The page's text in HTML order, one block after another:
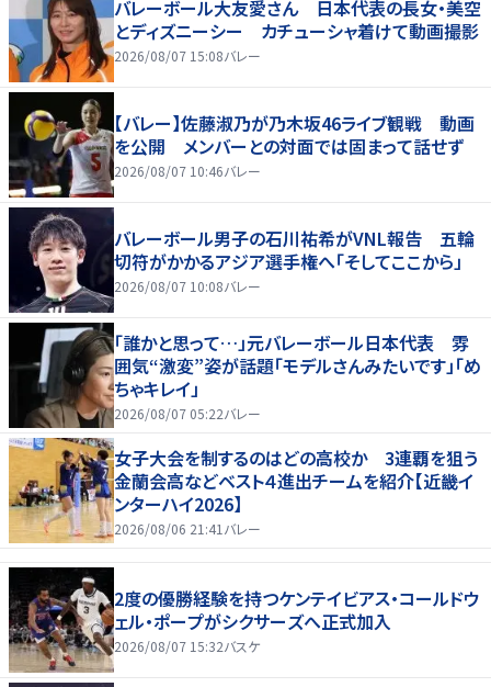
バレーボール大友愛さん 日本代表の長女・美空
とディズニーシー カチューシャ着けて動画撮影
2026/08/07 15:08バレー
【バレー】佐藤淑乃が乃木坂46ライブ観戦 動画
を公開 メンバーとの対面では固まって話せず
2026/08/07 10:46バレー
バレーボール男子の石川祐希がVNL報告 五輪
切符がかかるアジア選手権へ「そしてここから」
2026/08/07 10:08バレー
「誰かと思って…」元バレーボール日本代表 雰
囲気“激変”姿が話題「モデルさんみたいです」「め
ちゃキレイ」
2026/08/07 05:22バレー
女子大会を制するのはどの高校か 3連覇を狙う
金蘭会高などベスト４進出チームを紹介【近畿イ
ンターハイ2026】
2026/08/06 21:41 バレー
2度の優勝経験を持つケンテイビアス・コールドウ
ェル・ポープがシクサーズへ正式加入
2026/08/07 15:32バスケ